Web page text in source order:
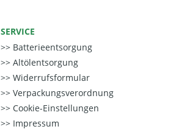
SERVICE
Batterieentsorgung
Altölentsorgung
Widerrufsformular
Verpackungsverordnung
Cookie-Einstellungen
Impressum